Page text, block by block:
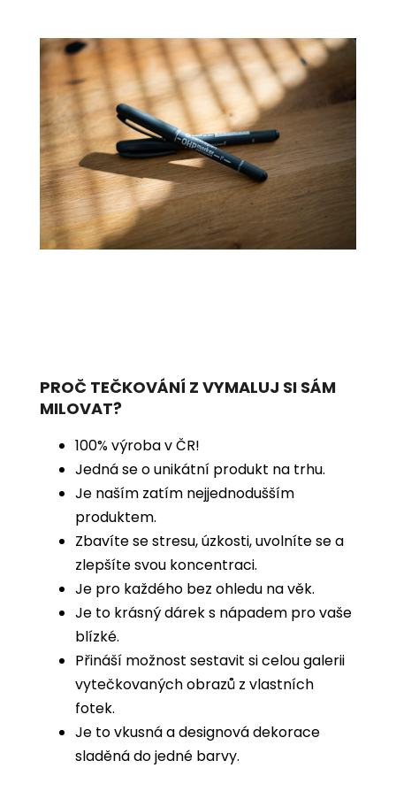
PROČ TEČKOVÁNÍ Z VYMALUJ SI SÁM
MILOVAT?
100% výroba v ČR!
Jedná se o unikátní produkt na trhu.
Je naším zatím nejjednodušším
produktem.
Zbavíte se stresu, úzkosti, uvolníte se a
zlepšíte svou koncentraci.
Je pro každého bez ohledu na věk.
Je to krásný dárek s nápadem pro vaše
blízké.
Přináší možnost sestavit si celou galerii
vytečkovaných obrazů z vlastních
fotek.
Je to vkusná a designová dekorace
sladěná do jedné barvy.